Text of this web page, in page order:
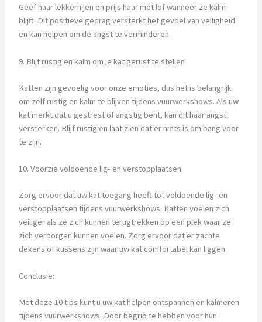
Geef haar lekkernijen en prijs haar met lof wanneer ze kalm
blijft. Dit positieve gedrag versterkt het gevoel van veiligheid
en kan helpen om de angst te verminderen.
9. Blijf rustig en kalm om je kat gerust te stellen
Katten zijn gevoelig voor onze emoties, dus het is belangrijk
om zelf rustig en kalm te blijven tijdens vuurwerkshows. Als uw
kat merkt dat u gestrest of angstig bent, kan dit haar angst
versterken. Blijf rustig en laat zien dat er niets is om bang voor
te zijn.
10. Voorzie voldoende lig- en verstopplaatsen.
Zorg ervoor dat uw kat toegang heeft tot voldoende lig- en
verstopplaatsen tijdens vuurwerkshows. Katten voelen zich
veiliger als ze zich kunnen terugtrekken op een plek waar ze
zich verborgen kunnen voelen. Zorg ervoor dat er zachte
dekens of kussens zijn waar uw kat comfortabel kan liggen.
Conclusie:
Met deze 10 tips kunt u uw kat helpen ontspannen en kalmeren
tijdens vuurwerkshows. Door begrip te hebben voor hun